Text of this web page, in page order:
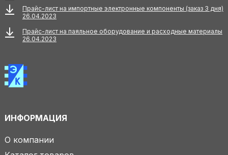
Прайс-лист на импортные электронные компоненты (заказ 3 дня)
26.04.2023
Прайс-лист на паяльное оборудование и расходные материалы
26.04.2023
ИНФОРМАЦИЯ
О компании